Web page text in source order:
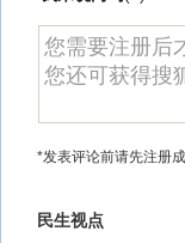
*发表评论前请先注册
民生视点